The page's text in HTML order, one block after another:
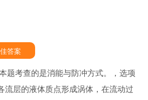
答案
题考查的是消能与防冲方式。，选项
流层的液体质点形成涡体，在流动过